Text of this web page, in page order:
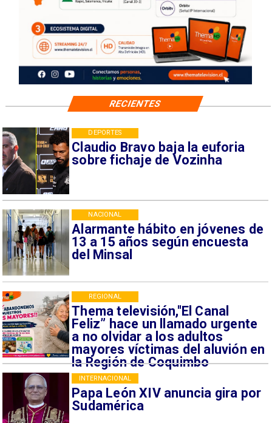
Claudio Bravo baja la euforia
sobre fichaje de Vozinha
DEPORTES
Alarmante hábito en jóvenes de
13 a 15 años según encuesta
del Minsal
NACIONAL
Thema televisión,"El Canal
Feliz” hace un llamado urgente
a no olvidar a los adultos
mayores víctimas del aluvión en
la Región de Coquimbo
REGIONAL
Papa León XIV anuncia gira por
Sudamérica
INTERNACIONAL
RECIENTES